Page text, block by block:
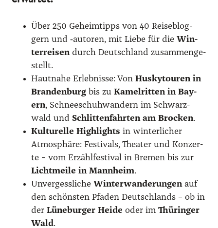
Über 250 Geheim­tipps von 40 Rei­se­blog­
gern und ‑autoren, mit Lie­be für die Win­
ter­rei­sendurch Deutsch­land zusam­men­ge­
stellt.
Haut­na­he Erleb­nis­se: Von Hus­ky­tou­ren in
Bran­den­burg bis zu Kamel­rit­ten in Bay­
ern, Schnee­schuh­wan­dern im Schwarz­
wald und Schlit­ten­fahr­ten am Bro­cken.
Kul­tu­rel­le High­lights in win­ter­li­cher
Atmo­sphä­re: Fes­ti­vals, Thea­ter und Kon­zer­
te – vom Erzähl­fes­ti­val in Bre­men bis zur
Licht­mei­le in Mann­heim.
Unver­gess­li­che Win­ter­wan­de­run­genauf
den schöns­ten Pfa­den Deutsch­lands – ob in
der Lüne­bur­ger Hei­de oder im Thü­rin­ger
Wald.